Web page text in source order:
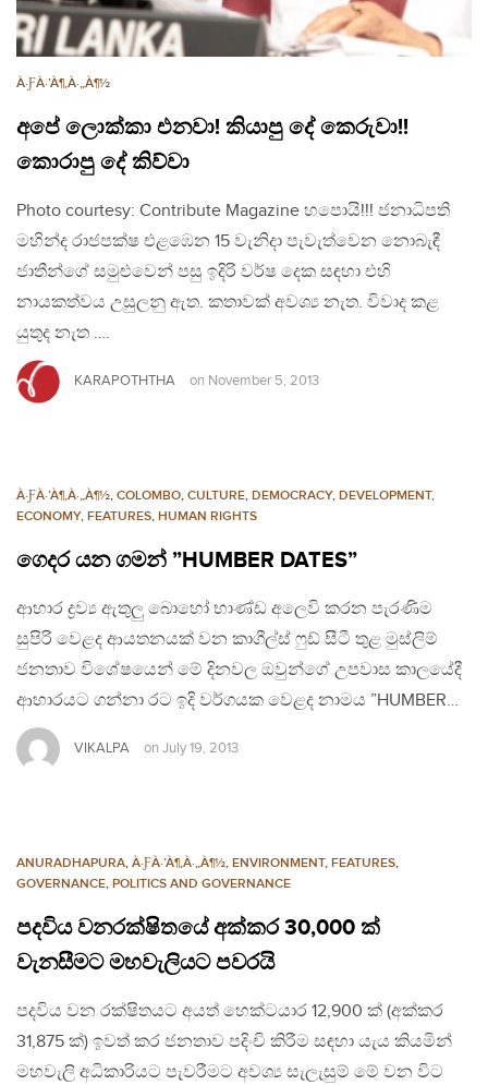
À·ƑÀ·’À¶‚À·„À¶½
අපේ ලොක්කා එනවා! කියාපු දේ කෙරුවා!!
කොරාපු දේ කිව්වා
Photo courtesy: Contribute Magazine හපොයි!!! ජනාධිපති
මහින්ද රාජපක්ෂ එළඹෙන 15 වැනිදා පැවැත්වෙන නොබැඳී
ජාතීන්ගේ සමුළුවෙන් පසු ඉදිරි වර්ෂ දෙක සඳහා එහි
නායකත්වය උසුලනු ඇත. කතාවක් අවශ්‍ය නැත. විවාද කළ
යුතුද නැත ….
KARAPOTHTHA on November 5, 2013
À·ƑÀ·’À¶‚À·„À¶½, COLOMBO, CULTURE, DEMOCRACY, DEVELOPMENT,
ECONOMY, FEATURES, HUMAN RIGHTS
ගෙදර යන ගමන් ”HUMBER DATES”
ආහාර ද්‍රව්‍ය ඇතුලු බොහෝ භාණ්ඩ අලෙවි කරන පැරණිම
සුපිරි වෙළද ආයතනයක් වන කාගීල්ස් ෆුඩ් සීටී තුළ මුස්ලිම්
ජනතාව විශේෂයෙන් මේ දිනවල ඔවුන්ගේ උපවාස කාලයේදී
ආහාරයට ගන්නා රට ඉදි වර්ගයක වෙළද නාමය ”HUMBER…
VIKALPA on July 19, 2013
ANURADHAPURA, À·ƑÀ·’À¶‚À·„À¶½, ENVIRONMENT, FEATURES,
GOVERNANCE, POLITICS AND GOVERNANCE
පදවිය වනරක්ෂිතයේ අක්කර 30,000 ක්
වැනසීමට මහවැලියට පවරයි
පදවිය වන රක්ෂිතයට අයත් හෙක්ටයාර 12,900 ක් (අක්කර
31,875 ක්) ඉවත් කර ජනතාව පදිංචි කිරීම සඳහා යැය කියමින්
මහවැලි අධිකාරියට පැවරීමට අවශ්‍ය සැලැසුම් මේ වන විට